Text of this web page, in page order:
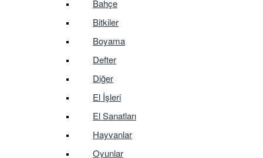
Bahçe
Bitkiler
Boyama
Defter
Diğer
El İşleri
El Sanatları
Hayvanlar
Oyunlar